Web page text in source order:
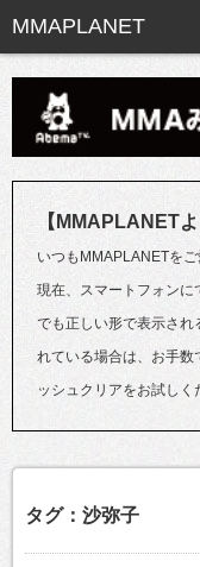
【MMAPLANETよ
いつもMMAPLANETを
現在、スマートフォン
でも正しい形で表示され
れている場合は、お手数
ッシュクリアをお試しく
タグ：沙弥子